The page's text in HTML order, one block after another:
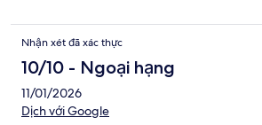
Nhận xét đã xác thực
10/10 - Ngoại hạng
11/01/2026
Dịch với Google